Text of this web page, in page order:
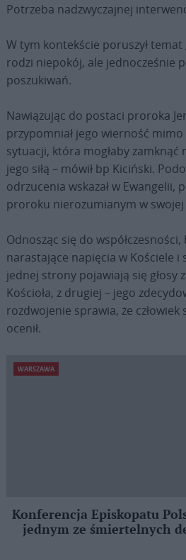
Potrzeba nadzwyczajnej
W tym kontekście poruszył temat
rodzi niepokój, ale jednocześnie
poszukiwań.
Nawiązując do postaci proroka
przypomniał jego wierność mimo
sytuacji, która mogłaby zamknąć
jego siłą – mówił bp Kiciński.
odrzucenia wskazał w Ewangelii,
proroku nierozumianym w swojej
Odnosząc się do współczesności,
narastające napięcia w Kościele i
jednej strony pojawiają się głosy
Kościoła, z drugiej – jego
rozdwojenie sprawia, że człowiek
ocenił.
WARSZAWA
Konferencja Episkopatu
jednym ze śmiertelnych